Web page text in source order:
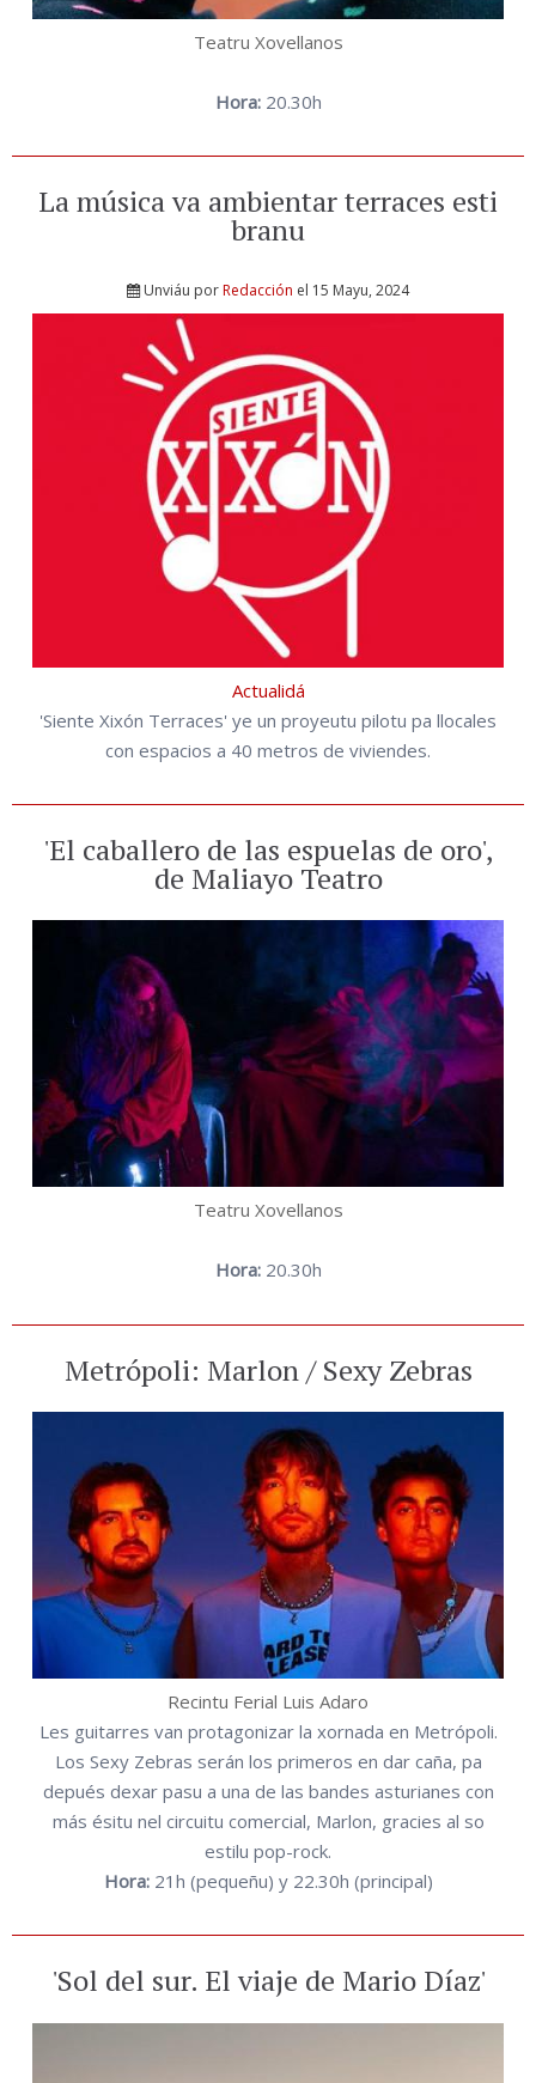
Teatru Xovellanos
Hora:20.30h
La música va ambientar terraces esti
branu
Unviáu porRedacción el 15 Mayu, 2024
Actualidá
'Siente Xixón Terraces' ye un proyeutu pilotu pa llocales
con espacios a 40 metros de viviendes.
'El caballero de las espuelas de oro',
de Maliayo Teatro
Teatru Xovellanos
Hora:20.30h
Metrópoli: Marlon / Sexy Zebras
Recintu Ferial Luis Adaro
Les guitarres van protagonizar la xornada en Metrópoli.
Los Sexy Zebras serán los primeros en dar caña, pa
depués dexar pasu a una de las bandes asturianes con
más ésitu nel circuitu comercial, Marlon, gracies al so
estilu pop-rock.
Hora:21h (pequeñu) y 22.30h (principal)
'Sol del sur. El viaje de Mario Díaz'